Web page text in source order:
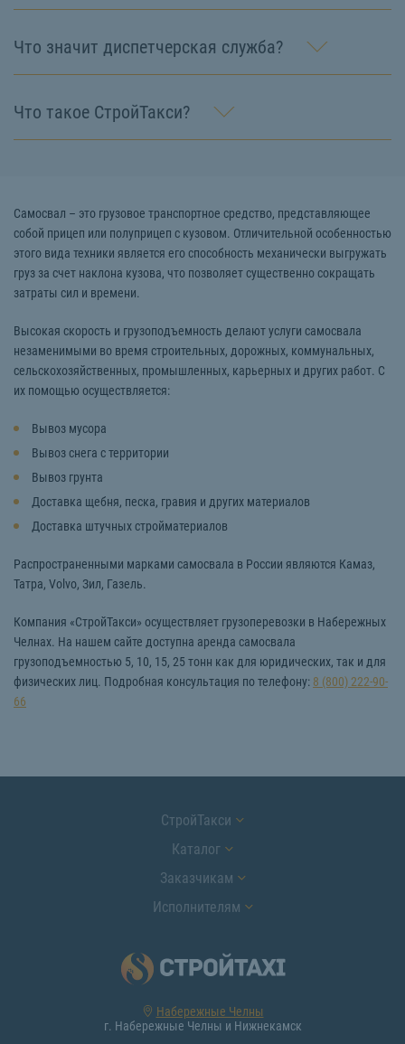
Что значит диспетчерская служба?
Что такое СтройТакси?
Самосвал – это грузовое транспортное средство, представляющее
собой прицеп или полуприцеп с кузовом. Отличительной особенностью
этого вида техники является его способность механически выгружать
груз за счет наклона кузова, что позволяет существенно сокращать
затраты сил и времени.
Высокая скорость и грузоподъемность делают услуги самосвала
незаменимыми во время строительных, дорожных, коммунальных,
сельскохозяйственных, промышленных, карьерных и других работ. С
их помощью осуществляется:
Вывоз мусора
Вывоз снега с территории
Вывоз грунта
Доставка щебня, песка, гравия и других материалов
Доставка штучных стройматериалов
Распространенными марками самосвала в России являются Камаз,
Татра, Volvo, Зил, Газель.
Компания «СтройТакси» осуществляет грузоперевозки в Набережных
Челнах. На нашем сайте доступна аренда самосвала
грузоподъемностью 5, 10, 15, 25 тонн как для юридических, так и для
физических лиц. Подробная консультация по телефону: 8 (800) 222-90-
66
СтройТакси
Каталог
Заказчикам
Исполнителям
Набережные Челны
г. Набережные Челны и Нижнекамск